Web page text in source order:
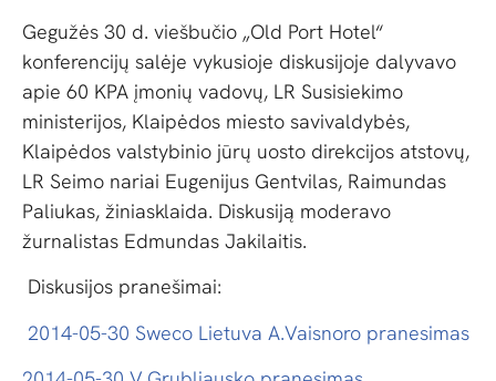
Gegužės 30 d. viešbučio „Old Port Hotel“
konferencijų salėje vykusioje diskusijoje dalyvavo
apie 60 KPA įmonių vadovų, LR Susisiekimo
ministerijos, Klaipėdos miesto savivaldybės,
Klaipėdos valstybinio jūrų uosto direkcijos atstovų,
LR Seimo nariai Eugenijus Gentvilas, Raimundas
Paliukas, žiniasklaida. Diskusiją moderavo
žurnalistas Edmundas Jakilaitis.
Diskusijos pranešimai:
2014-05-30 Sweco Lietuva A.Vaisnoro pranesimas